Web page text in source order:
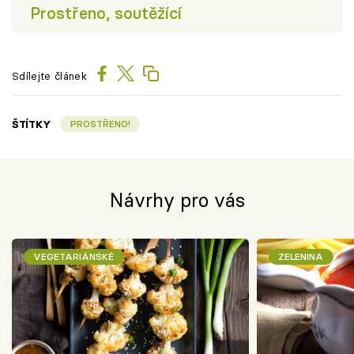
Prostřeno, soutěžící
Sdílejte článek
ŠTÍTKY PROSTŘENO!
Návrhy pro vás
VEGETARIÁNSKÉ ZELENINA